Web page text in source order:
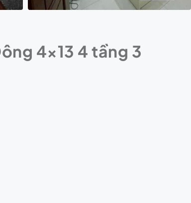
4×13 4 tầng 3